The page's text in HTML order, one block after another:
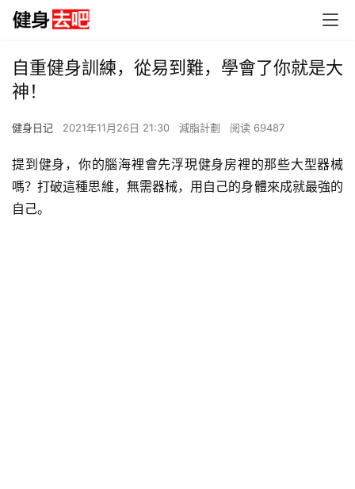
自重健身訓練，從易到難，學會了你就是大
神！
健身日记 2021年11月26日 21:30 減脂計劃 阅读 69487
提到健身，你的腦海裡會先浮現健身房裡的那些大型器械
嗎？打破這種思維，無需器械，用自己的身體來成就最強的
自己。